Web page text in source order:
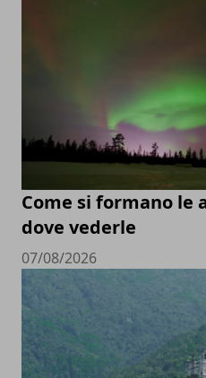
Come si formano le
dove vederle
07/08/2026